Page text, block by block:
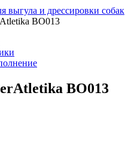
выгула и дрессировки собак
BO013
BO013